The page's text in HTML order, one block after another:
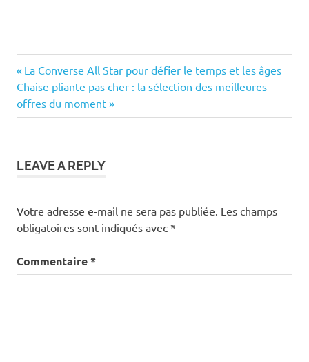
Navigation
de
Previous
Post:
La Converse All Star pour défier le temps et les âges
Next
Post:
Chaise pliante pas cher : la sélection des meilleures
offres du moment
LEAVE A REPLY
Votre adresse e-mail ne sera pas publiée. Les champs
obligatoires sont indiqués avec *
Commentaire*